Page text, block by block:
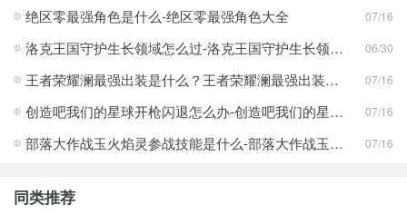
绝区零最强角色是什么-绝区零最强角色大全 07/16
洛克王国守护生长领域怎么过-洛克王国守护生长领域通关攻略 06/30
王者荣耀澜最强出装是什么？王者荣耀澜最强出装分享 07/16
创造吧我们的星球开枪闪退怎么办-创造吧我们的星球开枪闪退合集 07/16
部落大作战玉火焰灵参战技能是什么-部落大作战玉火焰灵参战技能合集 07/16
同类推荐